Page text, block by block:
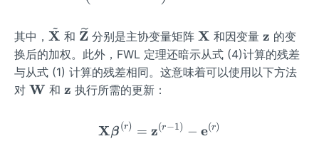
{(r-
1)}
^{(r-
1)}
\ma
thbf
\rig
ht)
其中， \tild
e{\m
athb
f
{X}}
X
~
和 \wid
etild
e
{\m
athb
{Z}}
Z 分别是主协变量矩阵 \m
ath
bf
X 和因变量 \m
ath
bf
z 的变
换后的加权。此外，FWL 定理还暗示从式 (4)计算的残差
与从式 (1) 计算的残差相同。这意味着可以使用以下方法
对 \ma
W 和\m
z 执行所需的更新：
\mathbf{X}
Xβ(r) = z(r−1) − e(r)